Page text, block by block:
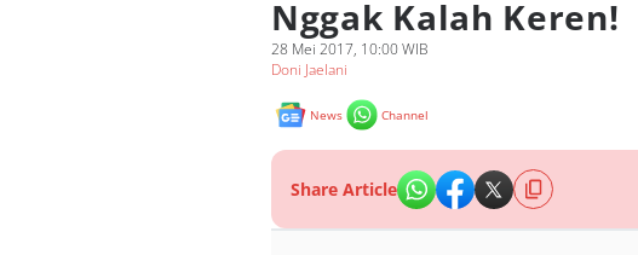
Nggak Kalah Keren!
28 Mei 2017, 10:00 WIB
Doni Jaelani
News Channel
Share Article